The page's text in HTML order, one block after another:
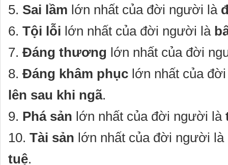
5. Sai lầm lớn nhất của đời người là
6. Tội lỗi lớn nhất của đời người là
7. Đáng thương lớn nhất của đời
8. Đáng khâm phục lớn nhất của
lên sau khi ngã.
9. Phá sản lớn nhất của đời người là
10. Tài sản lớn nhất của đời người là
tuệ.